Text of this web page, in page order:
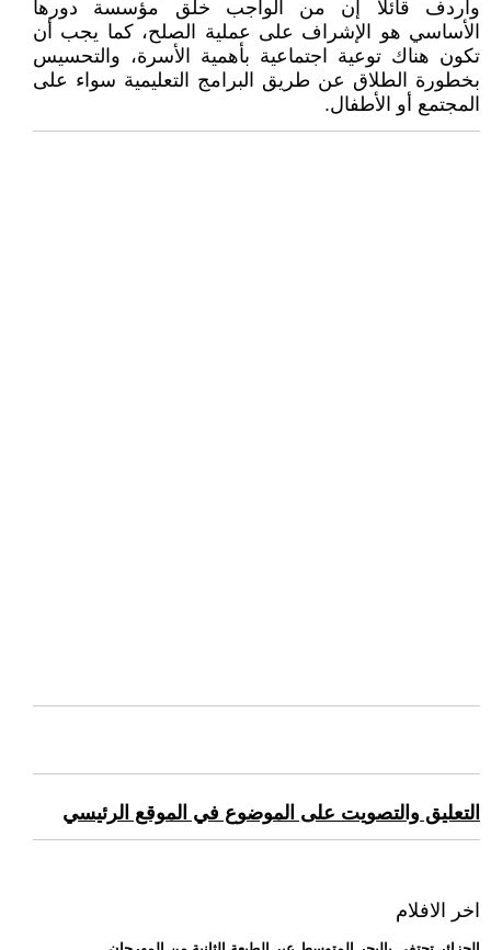
وأردف قائلا إن من الواجب خلق مؤسسة دورها
الأساسي هو الإشراف على عملية الصلح، كما يجب أن
تكون هناك توعية اجتماعية بأهمية الأسرة، والتحسيس
بخطورة الطلاق عن طريق البرامج التعليمية سواء على
المجتمع أو الأطفال.
التعليق والتصويت على الموضوع في الموقع الرئيسي
اخر الافلام